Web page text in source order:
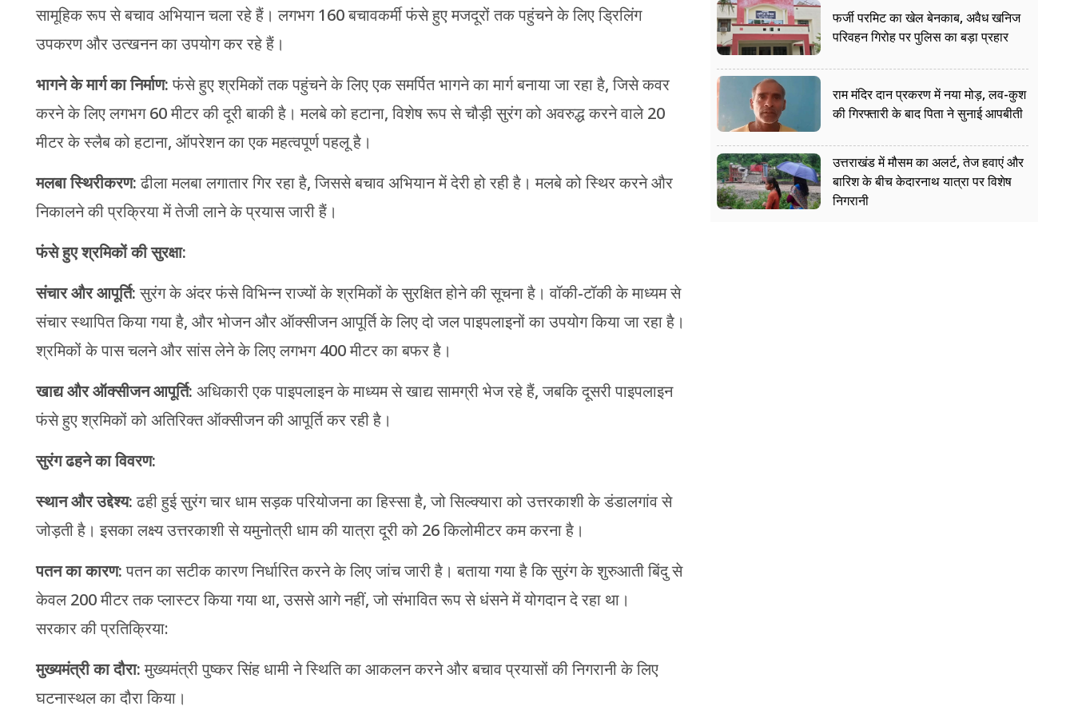
सामूहिक रूप से बचाव अभियान चला रहे हैं। लगभग 160 बचावकर्मी फंसे हुए मजदूरों तक पहुंचने के लिए ड्रिलिंग
उपकरण और उत्खनन का उपयोग कर रहे हैं।
भागने के मार्ग का निर्माण:फंसे हुए श्रमिकों तक पहुंचने के लिए एक समर्पित भागने का मार्ग बनाया जा रहा है, जिसे कवर
करने के लिए लगभग 60 मीटर की दूरी बाकी है। मलबे को हटाना, विशेष रूप से चौड़ी सुरंग को अवरुद्ध करने वाले 20
मीटर के स्लैब को हटाना, ऑपरेशन का एक महत्वपूर्ण पहलू है।
मलबा स्थिरीकरण:ढीला मलबा लगातार गिर रहा है, जिससे बचाव अभियान में देरी हो रही है। मलबे को स्थिर करने और
निकालने की प्रक्रिया में तेजी लाने के प्रयास जारी हैं।
फंसे हुए श्रमिकों की सुरक्षा:
संचार और आपूर्ति:सुरंग के अंदर फंसे विभिन्न राज्यों के श्रमिकों के सुरक्षित होने की सूचना है। वॉकी-टॉकी के माध्यम से
संचार स्थापित किया गया है, और भोजन और ऑक्सीजन आपूर्ति के लिए दो जल पाइपलाइनों का उपयोग किया जा रहा है।
श्रमिकों के पास चलने और सांस लेने के लिए लगभग 400 मीटर का बफर है।
खाद्य और ऑक्सीजन आपूर्ति: अधिकारी एक पाइपलाइन के माध्यम से खाद्य सामग्री भेज रहे हैं, जबकि दूसरी पाइपलाइन
फंसे हुए श्रमिकों को अतिरिक्त ऑक्सीजन की आपूर्ति कर रही है।
सुरंग ढहने का विवरण:
स्थान और उद्देश्य:ढही हुई सुरंग चार धाम सड़क परियोजना का हिस्सा है, जो सिल्क्यारा को उत्तरकाशी के डंडालगांव से
जोड़ती है। इसका लक्ष्य उत्तरकाशी से यमुनोत्री धाम की यात्रा दूरी को 26 किलोमीटर कम करना है।
पतन का कारण:पतन का सटीक कारण निर्धारित करने के लिए जांच जारी है। बताया गया है कि सुरंग के शुरुआती बिंदु से
केवल 200 मीटर तक प्लास्टर किया गया था, उससे आगे नहीं, जो संभावित रूप से धंसने में योगदान दे रहा था।
सरकार की प्रतिक्रिया:
मुख्यमंत्री का दौरा:मुख्यमंत्री पुष्कर सिंह धामी ने स्थिति का आकलन करने और बचाव प्रयासों की निगरानी के लिए
घटनास्थल का दौरा किया।
फर्जी परमिट का खेल बेनकाब, अवैध खनिज
परिवहन गिरोह पर पुलिस का बड़ा प्रहार
राम मंदिर दान प्रकरण में नया मोड़, लव-कुश
की गिरफ्तारी के बाद पिता ने सुनाई आपबीती
उत्तराखंड में मौसम का अलर्ट, तेज हवाएं और
बारिश के बीच केदारनाथ यात्रा पर विशेष
निगरानी